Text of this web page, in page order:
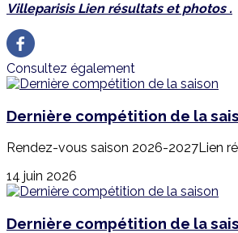
Villeparisis Lien résultats et photos .
Consultez également
Dernière compétition de la
Rendez-vous saison 2026-2027Lien
14 juin 2026
Dernière compétition de la